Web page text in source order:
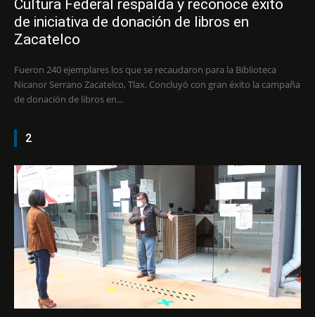
Cultura Federal respalda y reconoce éxito
de iniciativa de donación de libros en
Zacatelco
Fueron 240 ejemplares los que se recaudaron para la Biblioteca
Nicanor Serrano Zacatelco, Tlax. Concluyó con gran éxito la campaña
de donación de libros en...
2